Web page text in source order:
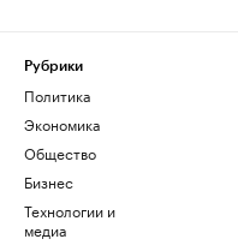
Рубрики
Политика
Экономика
Общество
Бизнес
Технологии и
медиа